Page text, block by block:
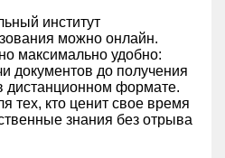
институт
можно онлайн.
максимально удобно:
документов до получения
дистанционном формате.
тех, кто ценит свое время
знания без отрыва